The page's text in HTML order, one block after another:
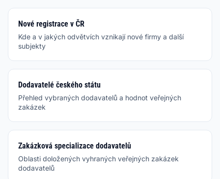
Nové registrace v ČR
Kde a v jakých odvětvích vznikají nové firmy a další
subjekty
Dodavatelé českého státu
Přehled vybraných dodavatelů a hodnot veřejných
zakázek
Zakázková specializace dodavatelů
Oblasti doložených vyhraných veřejných zakázek
dodavatelů